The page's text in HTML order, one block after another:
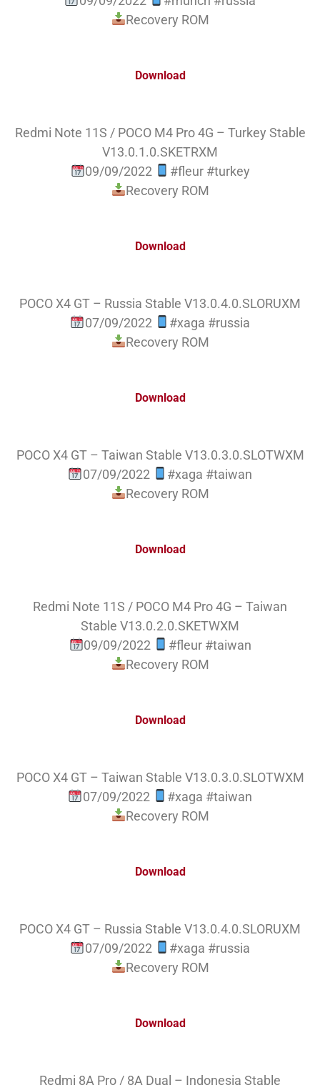
Recovery ROM
Download
Redmi Note 11S / POCO M4 Pro 4G – Turkey Stable
V13.0.1.0.SKETRXM
09/09/2022
#fleur #turkey
Recovery ROM
Download
POCO X4 GT – Russia Stable V13.0.4.0.SLORUXM
07/09/2022
#xaga #russia
Recovery ROM
Download
POCO X4 GT – Taiwan Stable V13.0.3.0.SLOTWXM
07/09/2022
#xaga #taiwan
Recovery ROM
Download
Redmi Note 11S / POCO M4 Pro 4G – Taiwan
Stable V13.0.2.0.SKETWXM
09/09/2022
#fleur #taiwan
Recovery ROM
Download
POCO X4 GT – Taiwan Stable V13.0.3.0.SLOTWXM
07/09/2022
#xaga #taiwan
Recovery ROM
Download
POCO X4 GT – Russia Stable V13.0.4.0.SLORUXM
07/09/2022
#xaga #russia
Recovery ROM
Download
Redmi 8A Pro / 8A Dual – Indonesia Stable